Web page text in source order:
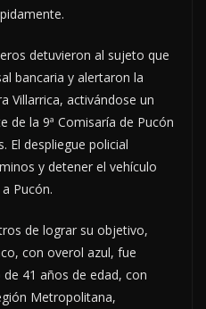
detuvieron al sujeto que
bancaria y alertaron la
Villarrica, activándose un
de la 9ª Comisaría de Pucón
El despliegue policial
y detener el vehículo
Pucón.
de lograr su objetivo,
con overol azul, fue
41 años de edad, con
Metropolitana,